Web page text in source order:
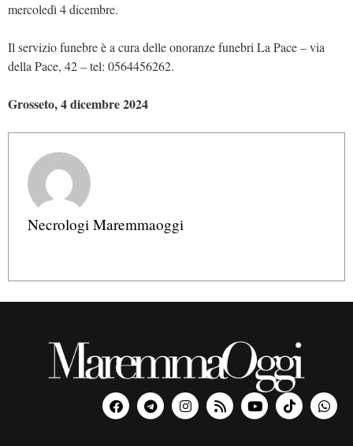
mercoledì 4 dicembre.
Il servizio funebre è a cura delle onoranze funebri La Pace – via
della Pace, 42 – tel: 0564456262.
Grosseto, 4 dicembre 2024
Necrologi Maremmaoggi